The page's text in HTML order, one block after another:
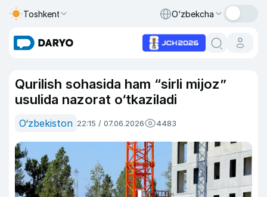
Toshkent O‘zbekcha
Qurilish sohasida ham “sirli mijoz”
usulida nazorat o‘tkaziladi
O‘zbekiston 22:15 / 07.06.2026 4483